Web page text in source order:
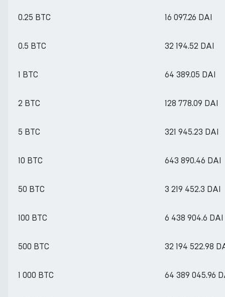
0.25 BTC 16 097.26 DAI
0.5 BTC 32 194.52 DAI
1 BTC 64 389.05 DAI
2 BTC 128 778.09 DAI
5 BTC 321 945.23 DAI
10 BTC 643 890.46 DAI
50 BTC 3 219 452.3 DAI
100 BTC 6 438 904.6 DAI
500 BTC 32 194 522.98
1 000 BTC 64 389 045.96